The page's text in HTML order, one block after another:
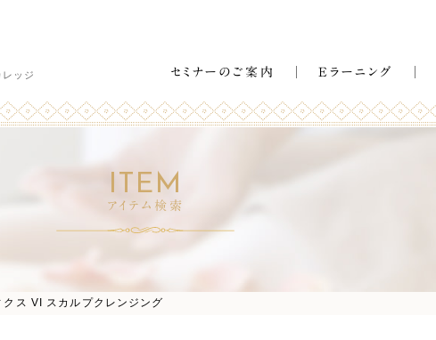
ッジ
セミナーのご案内 Eラーニング
ITEM
アイテム検索
クス VI スカルプクレンジング